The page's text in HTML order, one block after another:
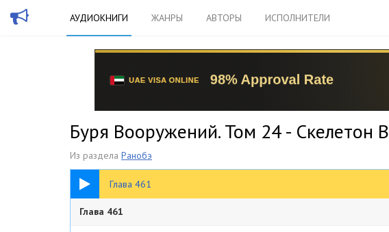
АУДИОКНИГИ ЖАНРЫ АВТОРЫ ИСПОЛНИТЕЛИ
Буря Вооружений. Том 24 - Скелетон
Из раздела Ранобэ
Глава 461
14:45
Глава 461